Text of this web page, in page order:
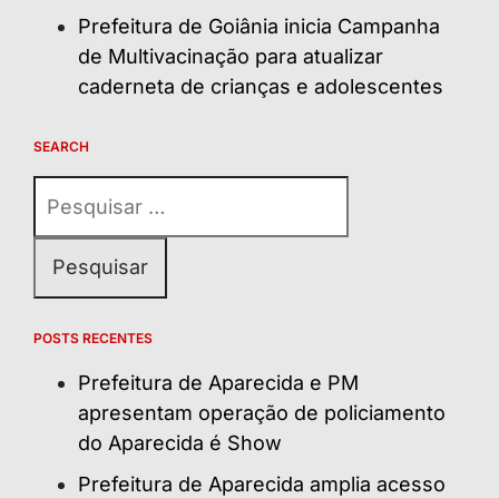
Prefeitura de Goiânia inicia Campanha
de Multivacinação para atualizar
caderneta de crianças e adolescentes
SEARCH
por:
POSTS RECENTES
Prefeitura de Aparecida e PM
apresentam operação de policiamento
do Aparecida é Show
Prefeitura de Aparecida amplia acesso